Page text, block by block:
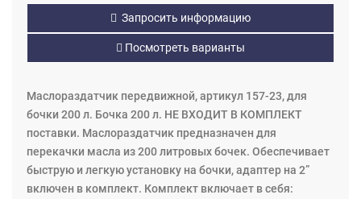
Запросить информацию
Посмотреть варианты
Маслораздатчик передвижной, артикул 157-23, для
бочки 200 л. Бочка 200 л. НЕ ВХОДИТ В КОМПЛЕКТ
поставки. Маслораздатчик предназначен для
перекачки масла из 200 литровых бочек. Обеспечивает
быструю и легкую установку на бочки, адаптер на 2”
включен в комплект. Комплект включает в себя: